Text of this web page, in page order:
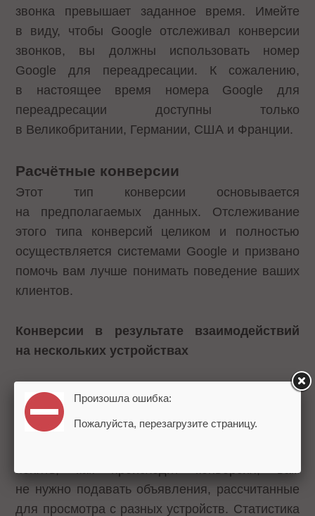
звонка превышает заданное время. Имейте
в виду, чтобы Google отслеживал конверсии
звонков, вы должны использовать номер
Google для переадресации. К сожалению,
в настоящее время номера Google для
переадресации доступны только
в Великобритании, Германии, США и Франции.
Расчётные конверсии
Этот тип конверсии основывается
на предполагаемых данных. Отслеживание
этого типа конверсий целиком и полностью
осуществляется системами Google и призвано
помочь вам лучше понимать поведение ваших
клиентов.
Конверсии в результате взаимодействий
на нескольких устройствах
Данный вид конверсии случается тогда, когда
пользователь кликает по объявлению на одном
устройстве, а совершает покупку (регистрацию
понять, как происходит конверсия, вам
не нужно подавать объявления, рассчитанные
для просмотра с разных устройств. Статистика
Произошла ошибка:
Пожалуйста, перезагрузите страницу.